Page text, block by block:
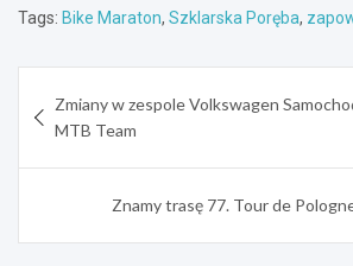
Tags: Bike Maraton, Szklarska Poręba,
wpisu
Zmiany w zespole Volkswagen
MTB Team
Znamy trasę 77. Tour de